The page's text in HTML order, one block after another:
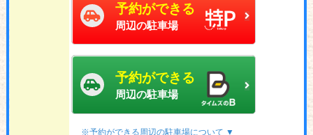
予約ができる
周辺の駐車場
予約ができる
周辺の駐車場
※予約ができる周辺の駐車場について ▼